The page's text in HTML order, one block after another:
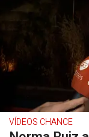
VÍDEOS CHANCE